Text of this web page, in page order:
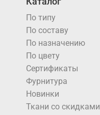
По типу
По составу
По назначению
По цвету
Cертификаты
Фурнитура
Новинки
Ткани со скидками